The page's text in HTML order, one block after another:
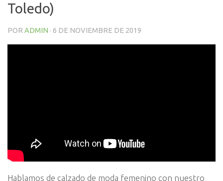
Toledo)
POR ADMIN · 6 DE NOVIEMBRE DE 2019
Hablamos de calzado de moda femenino con nuestro